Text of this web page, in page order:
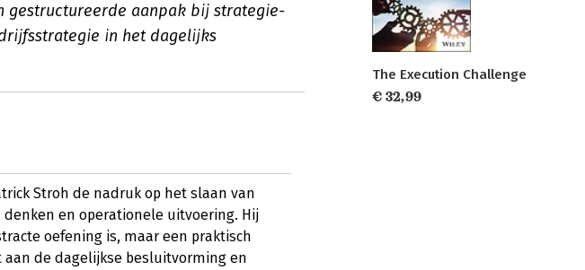
gestructureerde aanpak bij strategie-
in het dagelijks
Stroh de nadruk op het slaan van
en operationele uitvoering. Hij
oefening is, maar een praktisch
de dagelijkse besluitvorming en
The Execution Challenge
€ 32,99